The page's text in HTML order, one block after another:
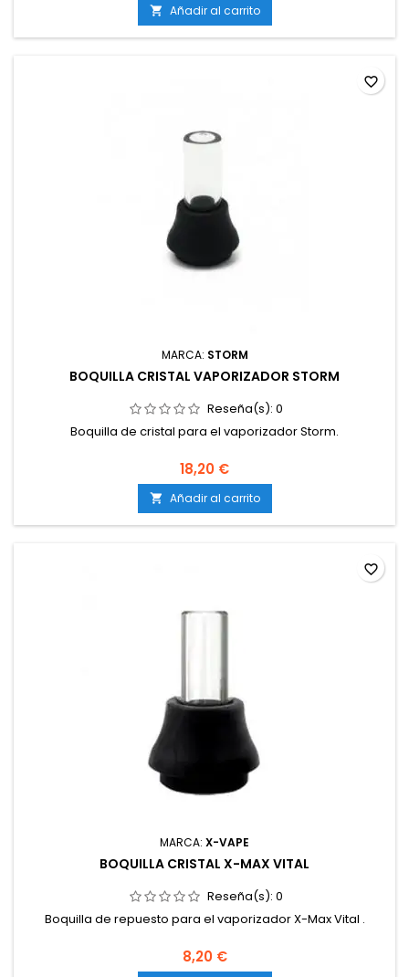
 Añadir al carrito
MARCA: STORM
BOQUILLA CRISTAL VAPORIZADOR STORM
Reseña(s): 0
Boquilla de cristal para el vaporizador Storm.
18,20 €
 Añadir al carrito
favorite_border
MARCA: X-VAPE
BOQUILLA CRISTAL X-MAX VITAL
Reseña(s): 0
Boquilla de repuesto para el vaporizador X-Max Vital .
8,20 €
favorite_border